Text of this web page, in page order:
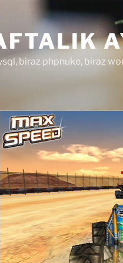
biraz phpnuke, biraz